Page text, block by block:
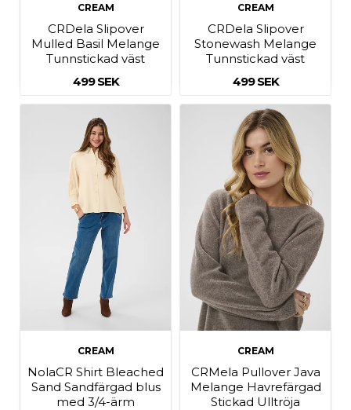
CREAM
CRDela Slipover
Mulled Basil Melange
Tunnstickad väst
499 SEK
CREAM
CRDela Slipover
Stonewash Melange
Tunnstickad väst
499 SEK
CREAM
NolaCR Shirt Bleached
Sand Sandfärgad blus
med 3/4-ärm
CREAM
CRMela Pullover Java
Melange Havrefärgad
Stickad Ulltröja